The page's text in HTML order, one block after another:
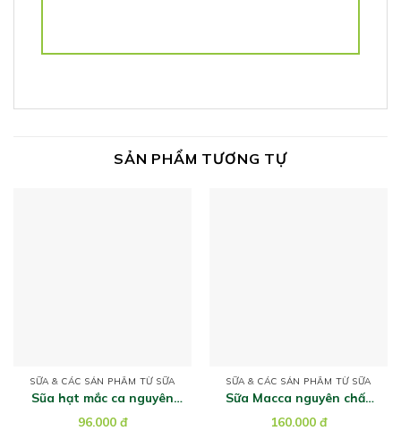
SẢN PHẨM TƯƠNG TỰ
SỮA & CÁC SẢN PHẨM TỪ SỮA
Sũa hạt mắc ca nguyên
96.000 đ
SỮA & CÁC SẢN PHẨM TỪ SỮA
Sữa Macca nguyên chất
160.000 đ